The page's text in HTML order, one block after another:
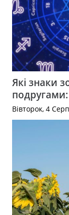
Які знаки
Вівторок, 4